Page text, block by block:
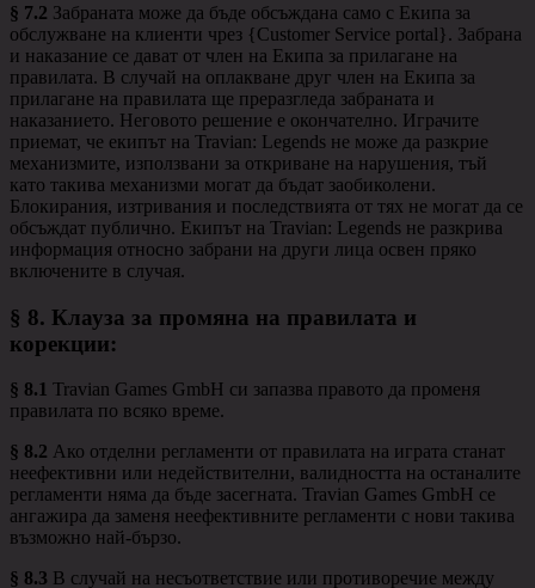
§ 7.2 Забраната може да бъде обсъждана само с Екипа за
обслужване на клиенти чрез {Customer Service portal}. Забрана
и наказание се дават от член на Екипа за прилагане на
правилата. В случай на оплакване друг член на Екипа за
прилагане на правилата ще преразгледа забраната и
наказанието. Неговото решение е окончателно. Играчите
приемат, че екипът на Travian: Legends не може да разкрие
механизмите, използвани за откриване на нарушения, тъй
като такива механизми могат да бъдат заобиколени.
Блокирания, изтривания и последствията от тях не могат да се
обсъждат публично. Екипът на Travian: Legends не разкрива
информация относно забрани на други лица освен пряко
включените в случая.
§ 8. Клауза за промяна на правилата и
корекции:
§ 8.1 Travian Games GmbH си запазва правото да променя
правилата по всяко време.
§ 8.2 Ако отделни регламенти от правилата на играта станат
неефективни или недействителни, валидността на останалите
регламенти няма да бъде засегната. Travian Games GmbH се
ангажира да заменя неефективните регламенти с нови такива
възможно най-бързо.
§ 8.3 В случай на несъответствие или противоречие между